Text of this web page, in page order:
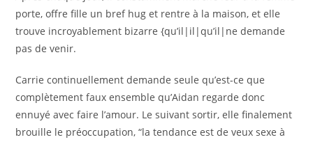
porte, offre fille un bref hug et rentre à la maison, et elle
trouve incroyablement bizarre {qu’il|il|qu’il|ne demande
pas de venir.
Carrie continuellement demande seule qu’est-ce que
complètement faux ensemble qu’Aidan regarde donc
ennuyé avec faire l’amour. Le suivant sortir, elle finalement
brouille le préoccupation, “la tendance est de veux sexe à